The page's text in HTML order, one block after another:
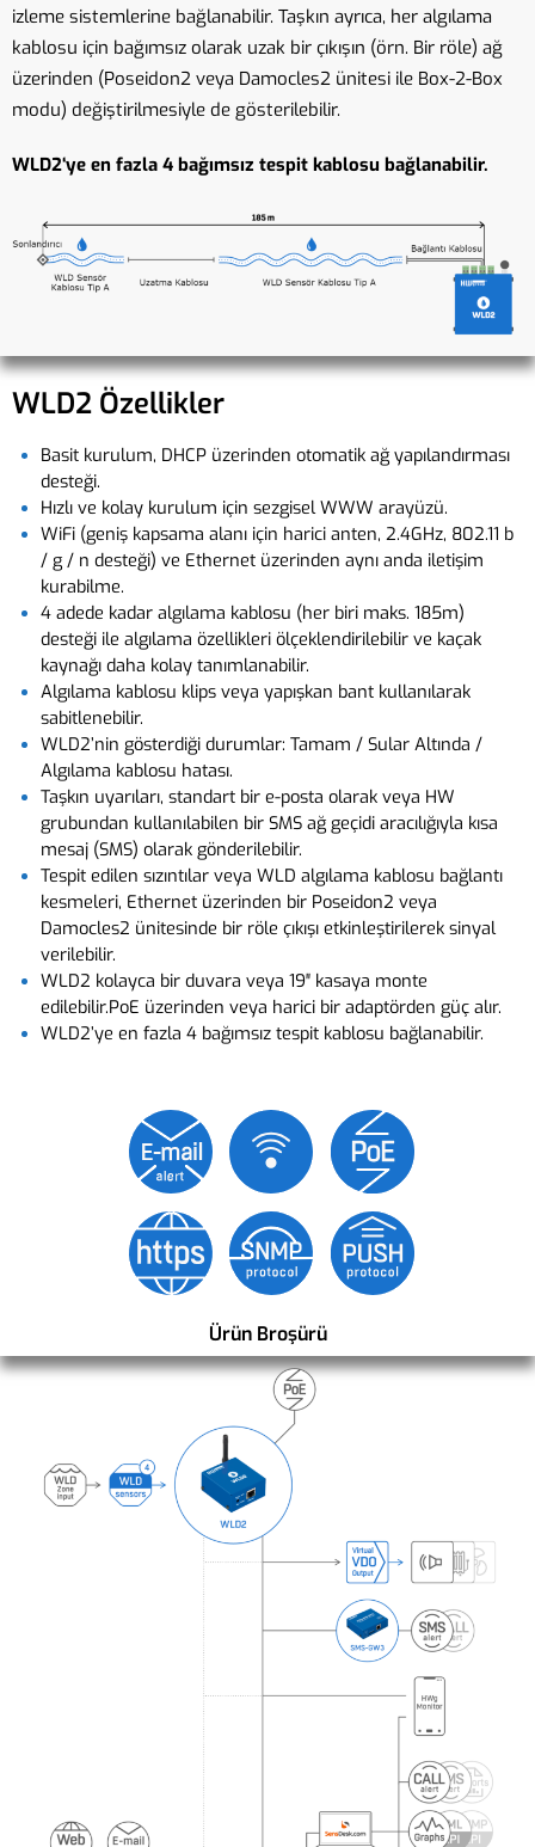
izleme sistemlerine bağlanabilir. Taşkın ayrıca, her algılama
kablosu için bağımsız olarak uzak bir çıkışın (örn. Bir röle) ağ
üzerinden (Poseidon2 veya Damocles2 ünitesi ile Box-2-Box
modu) değiştirilmesiyle de gösterilebilir.
WLD2‘ye en fazla 4 bağımsız tespit kablosu bağlanabilir.
WLD2 Özellikler
Basit kurulum, DHCP üzerinden otomatik ağ yapılandırması
desteği.
Hızlı ve kolay kurulum için sezgisel WWW arayüzü.
WiFi (geniş kapsama alanı için harici anten, 2.4GHz, 802.11 b
/ g / n desteği) ve Ethernet üzerinden aynı anda iletişim
kurabilme.
4 adede kadar algılama kablosu (her biri maks. 185m)
desteği ile algılama özellikleri ölçeklendirilebilir ve kaçak
kaynağı daha kolay tanımlanabilir.
Algılama kablosu klips veya yapışkan bant kullanılarak
sabitlenebilir.
WLD2’nin gösterdiği durumlar: Tamam / Sular Altında /
Algılama kablosu hatası.
Taşkın uyarıları, standart bir e-posta olarak veya HW
grubundan kullanılabilen bir SMS ağ geçidi aracılığıyla kısa
mesaj (SMS) olarak gönderilebilir.
Tespit edilen sızıntılar veya WLD algılama kablosu bağlantı
kesmeleri, Ethernet üzerinden bir Poseidon2 veya
Damocles2 ünitesinde bir röle çıkışı etkinleştirilerek sinyal
verilebilir.
WLD2 kolayca bir duvara veya 19″ kasaya monte
edilebilir.PoE üzerinden veya harici bir adaptörden güç alır.
WLD2’ye en fazla 4 bağımsız tespit kablosu bağlanabilir.
Ürün Broşürü